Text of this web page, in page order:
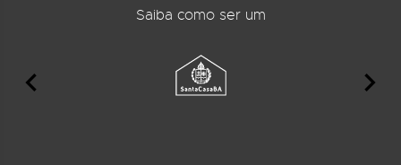
Saiba como ser um